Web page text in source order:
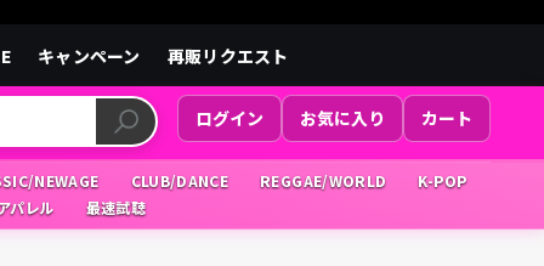
キャンペーン 再販リクエスト
ログイン お気に入り カート
NEWAGE CLUB/DANCE REGGAE/WORLD
K-POP
パレル 最速試聴